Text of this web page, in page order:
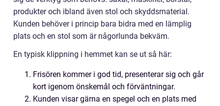
produkter och ibland även stol och skyddsmaterial.
Kunden behöver i princip bara bidra med en lämplig
plats och en stol som är någorlunda bekväm.
En typisk klippning i hemmet kan se ut så här:
Frisören kommer i god tid, presenterar sig och går
kort igenom önskemål och förväntningar.
Kunden visar gärna en spegel och en plats med